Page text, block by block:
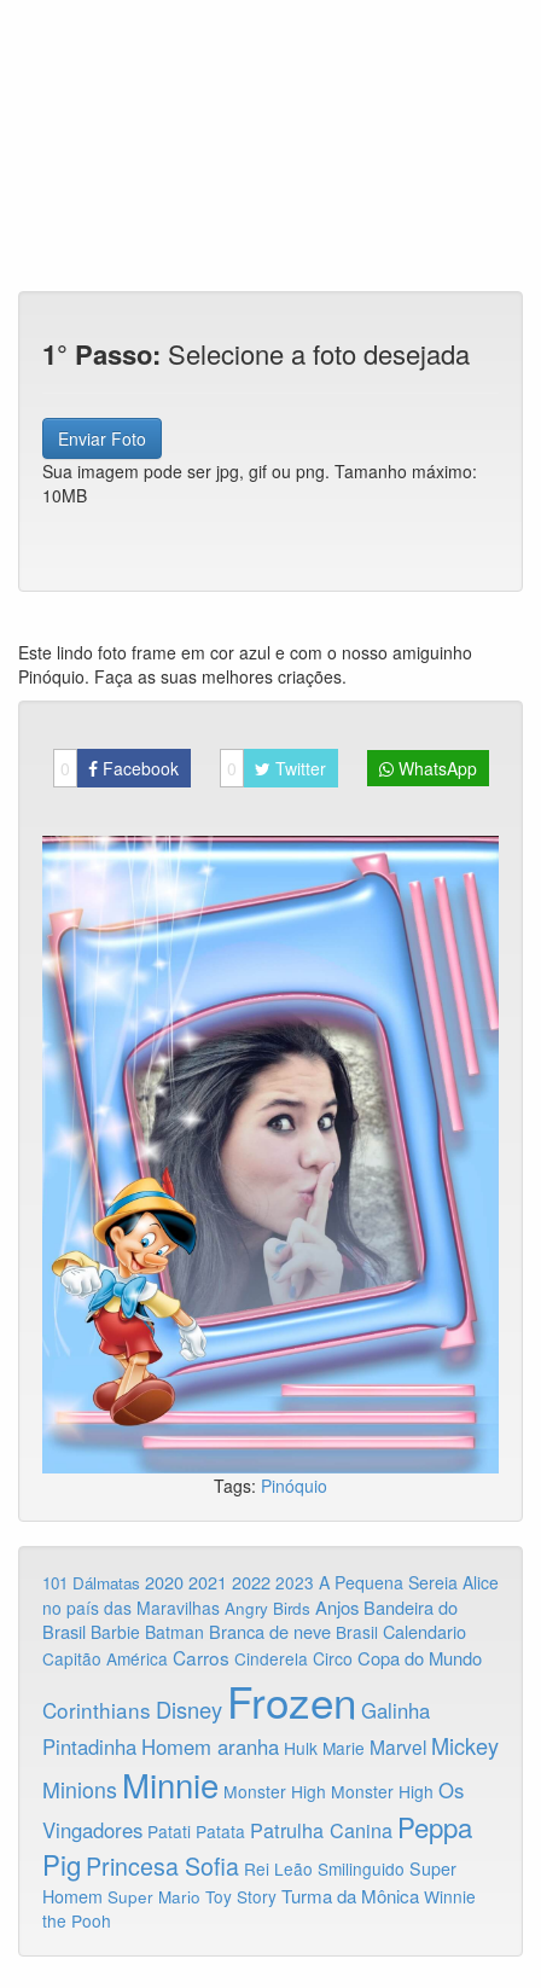
1° Passo: Selecione a foto desejada
Enviar Foto
Sua imagem pode ser jpg, gif ou png. Tamanho máximo:
10MB
Este lindo foto frame em cor azul e com o nosso amiguinho
Pinóquio. Faça as suas melhores criações.
0 Facebook 0 Twitter WhatsApp
Tags: Pinóquio
101 Dálmatas 2020 2021 2022 2023 A Pequena Sereia Alice
no país das Maravilhas Angry Birds Anjos Bandeira do
Brasil Barbie Batman Branca de neve Brasil Calendario
Capitão América Carros Cinderela Circo Copa do Mundo
Corinthians Disney Frozen Galinha
Pintadinha Homem aranha Hulk Marie Marvel Mickey
Minions Minnie Monster High Monster High Os
Vingadores Patati Patata Patrulha Canina Peppa
Pig Princesa Sofia Rei Leão Smilinguido Super
Homem Super Mario Toy Story Turma da Mônica Winnie
the Pooh